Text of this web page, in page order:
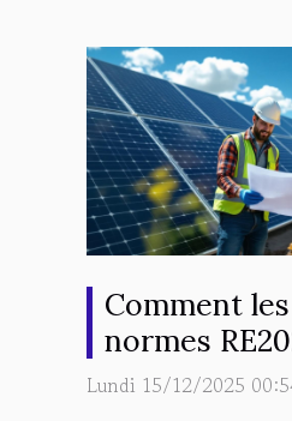
Comment
normes
influencent-
Lundi 15/12/2025